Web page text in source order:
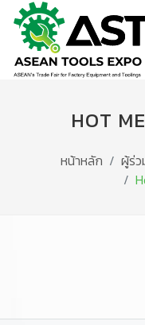
HOT
หน้าหลัก ผู้ร่